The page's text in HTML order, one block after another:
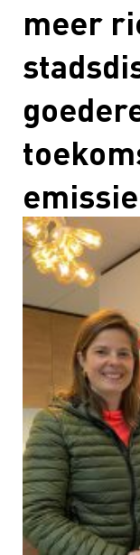
meer